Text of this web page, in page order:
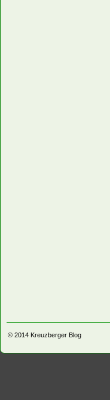
© 2014 Kreuzberger Blog